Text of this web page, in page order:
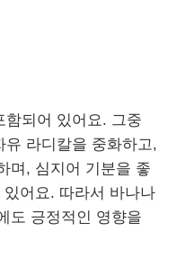
함되어 있어요. 그중
라디칼을 중화하고,
며, 심지어 기분을 좋
어요. 따라서 바나나
도 긍정적인 영향을